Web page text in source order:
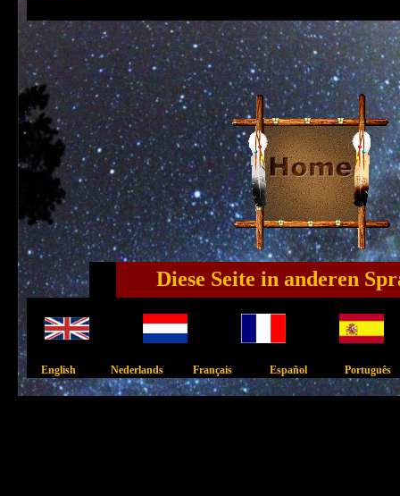
Diese Seite in anderen
English Nederlands Français Español